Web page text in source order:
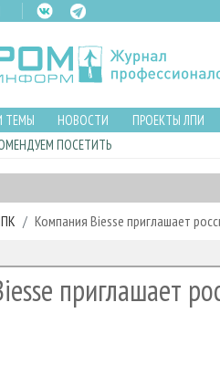
ТЕМЫ НОВОСТИ ПРОЕКТЫ ЛПИ
ПОСЕТИТЬ
Компания Biesse приглашает
приглашает